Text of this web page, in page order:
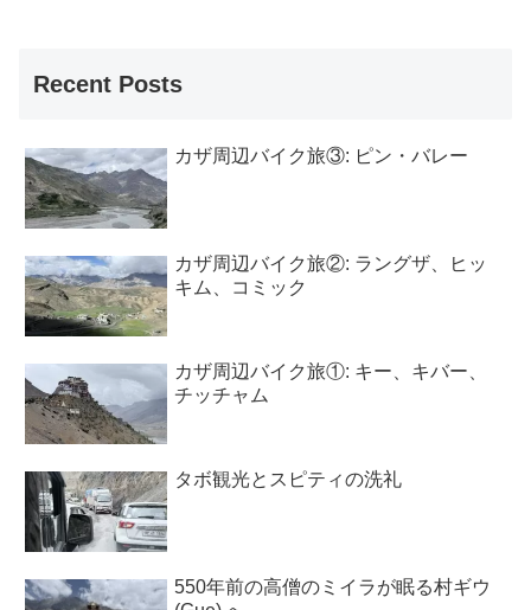
Recent Posts
カザ周辺バイク旅③: ピン・バレー
カザ周辺バイク旅②: ラングザ、ヒッ
キム、コミック
カザ周辺バイク旅①: キー、キバー、
チッチャム
タボ観光とスピティの洗礼
550年前の高僧のミイラが眠る村ギウ